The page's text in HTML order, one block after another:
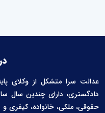
عدالت سرا متشکل از وکلای
دادگستری، دارای چندین سال
حقوقی، ملکی، خانواده، کیفری